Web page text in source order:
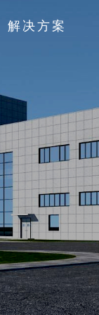
解决方案